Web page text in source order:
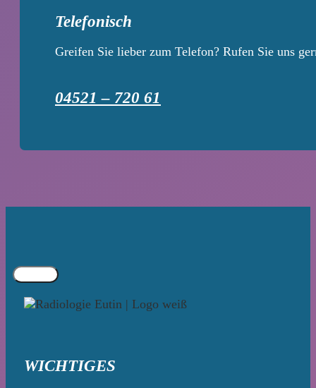
Telefonisch
Greifen Sie lieber zum Telefon? Rufen Sie uns
04521 – 720 61
WICHTIGES